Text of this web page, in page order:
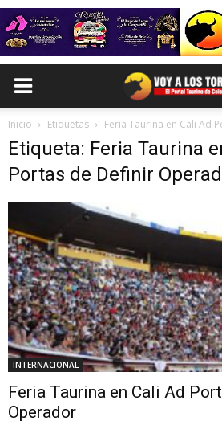
Inicio Etiquetas Feria Taurina en Cali Ad
Etiqueta: Feria Taurina
Portas de Definir
INTERNACIONAL
Feria Taurina en Cali Ad
Operador